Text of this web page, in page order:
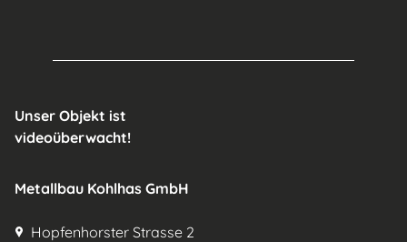
Unser Objekt ist
videoüberwacht!
Metallbau Kohlhas GmbH
Hopfenhorster Strasse 2